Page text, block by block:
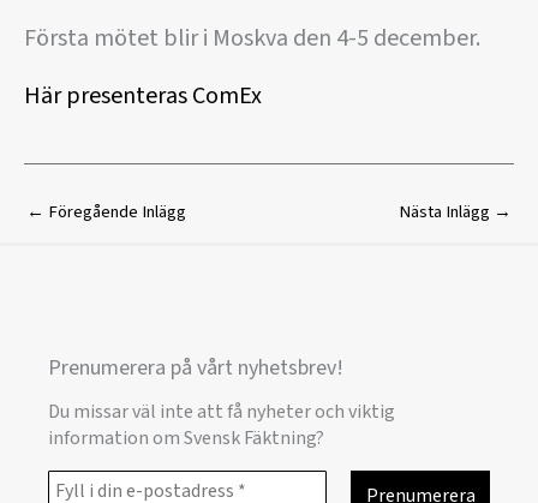
Första mötet blir i Moskva den 4-5 december.
Här presenteras ComEx
← Föregående Inlägg Nästa Inlägg →
Prenumerera på vårt nyhetsbrev!
Du missar väl inte att få nyheter och viktig
information om Svensk Fäktning?